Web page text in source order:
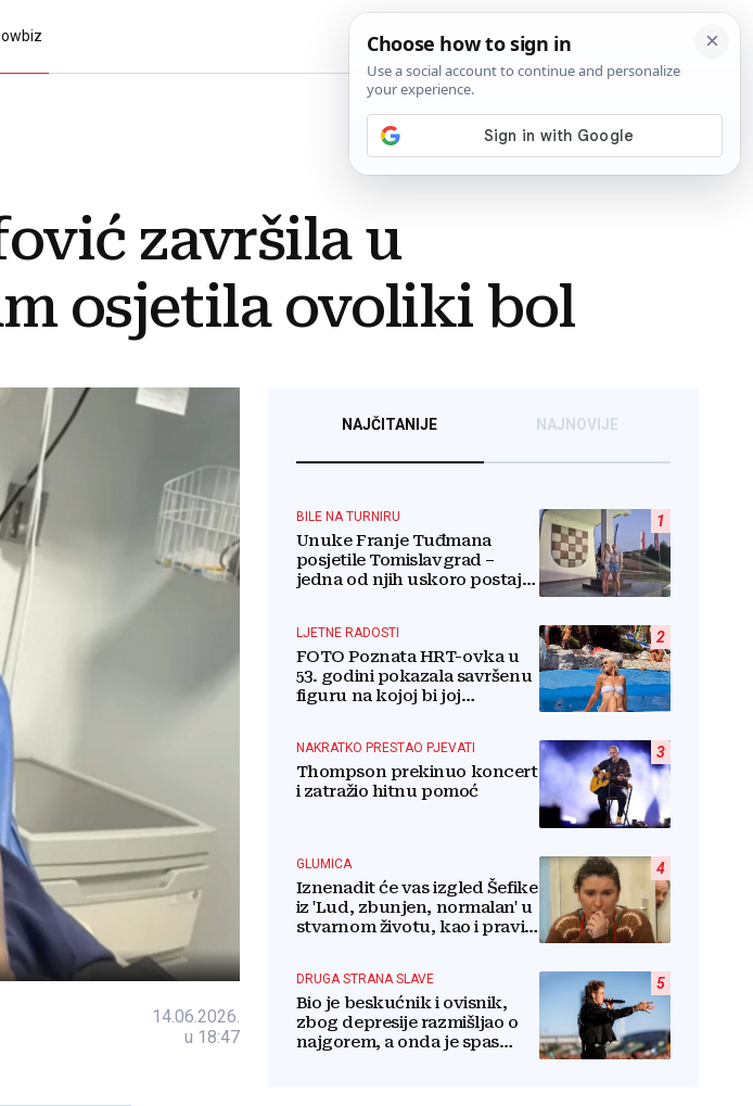
završila u
osjetila ovoliki bol
14.06.2026.
u 18:47
NAJČITANIJE NAJNOVIJE
1
BILE NA TURNIRU
Unuke Franje Tuđmana
posjetile Tomislavgrad –
jedna od njih uskoro postaje
2
LJETNE RADOSTI
FOTO Poznata HRT-ovka u
53. godini pokazala savršenu
figuru na kojoj bi joj
3
NAKRATKO PRESTAO PJEVATI
Thompson prekinuo koncert
i zatražio hitnu pomoć
4
GLUMICA
Iznenadit će vas izgled Šefike
iz 'Lud, zbunjen, normalan' u
stvarnom životu, kao i pravi
5
DRUGA STRANA SLAVE
Bio je beskućnik i ovisnik,
zbog depresije razmišljao o
najgorem, a onda je spas